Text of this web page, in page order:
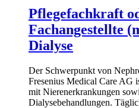
Pflegefachkraft
Fachangestellte
Dialyse
Der Schwerpunkt von
Fresenius Medical Care AG
mit Nierenerkrankungen
Dialysebehandlungen.